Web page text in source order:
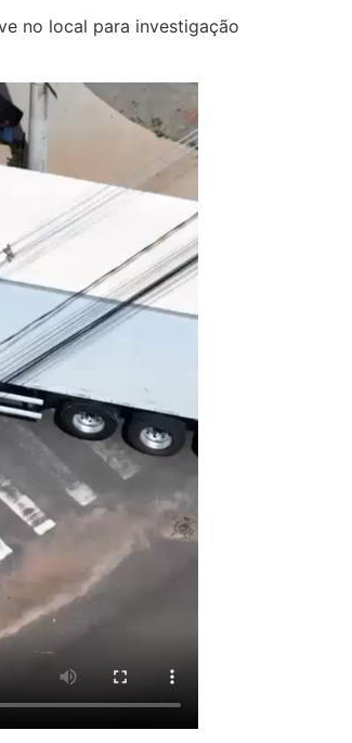
no local para investigação